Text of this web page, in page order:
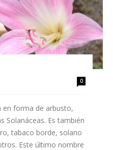
0
en forma de arbusto,
Solanáceas. Es también
tabaco borde, solano
Este último nombre